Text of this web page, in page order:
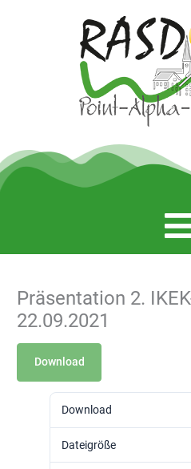
Präsentation 2.
22.09.2021
Download
Download
Dateigröße